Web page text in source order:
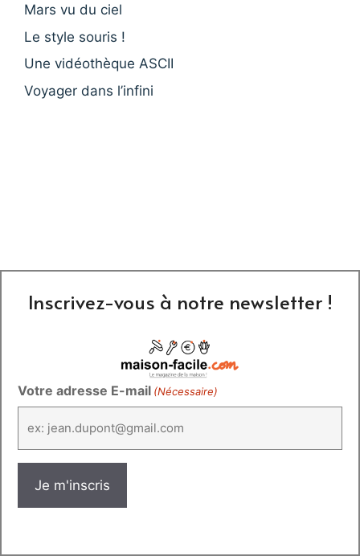
Mars vu du ciel
Le style souris !
Une vidéothèque ASCII
Voyager dans l’infini
Inscrivez-vous à notre newsletter !
Votre adresse E-mail (Nécessaire)